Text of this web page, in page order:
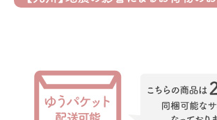
meeting_room ログイン person 会員登録
公式 デコ部 公式